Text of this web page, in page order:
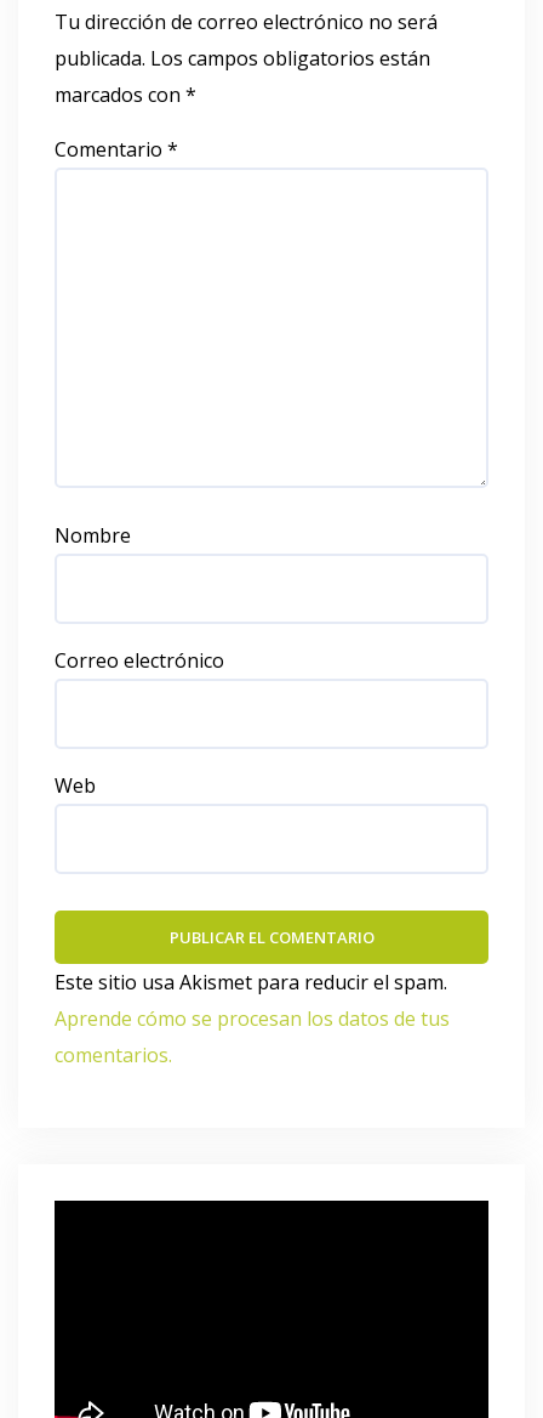
Tu dirección de correo electrónico no será
publicada. Los campos obligatorios están
marcados con *
Comentario *
Nombre
Correo electrónico
Web
Este sitio usa Akismet para reducir el spam.
Aprende cómo se procesan los datos de tus
comentarios.